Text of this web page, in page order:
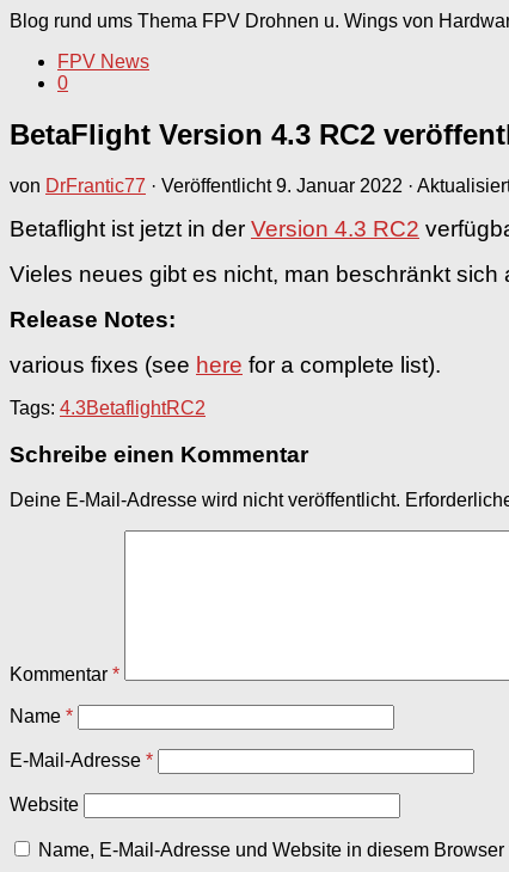
Blog rund ums Thema FPV Drohnen u. Wings von
FPV News
0
BetaFlight Version 4.3 RC2
von DrFrantic77 · Veröffentlicht9. Januar 2022 ·
Betaflight ist jetzt in der Version 4.3 RC2
Vieles neues gibt es nicht, man beschränkt
Release Notes:
various fixes (see here for a complete list).
Tags: 4.3BetaflightRC2
Schreibe einen Kommentar
Deine E-Mail-Adresse wird nicht veröffentlicht.
Kommentar *
Name *
E-Mail-Adresse *
Website
Name, E-Mail-Adresse und Website in diesem